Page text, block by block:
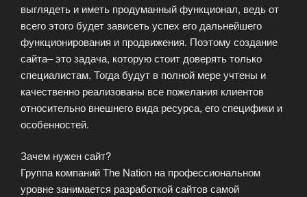
выглядеть и иметь продуманный функционал, ведь от
всего этого будет зависеть успех его дальнейшего
функционирования и продвижения. Поэтому создание
сайта– это задача, которую стоит доверять только
специалистам. Тогда будут в полной мере учтены и
качественно реализованы все пожелания клиентов
относительно внешнего вида ресурса, его специфики и
особенностей.
Зачем нужен сайт?
Группа компаний The Nation на профессиональном
уровне занимается разработкой сайтов самой